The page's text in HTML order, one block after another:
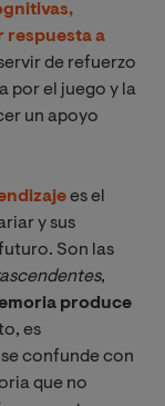
respuesta a
de refuerzo
por el juego y la
un apoyo
es el
y sus
Son las
,
produce
es
confunde con
que no